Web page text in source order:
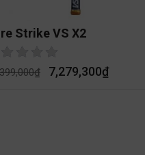
Strike VS X2
₫ 7,279,300₫